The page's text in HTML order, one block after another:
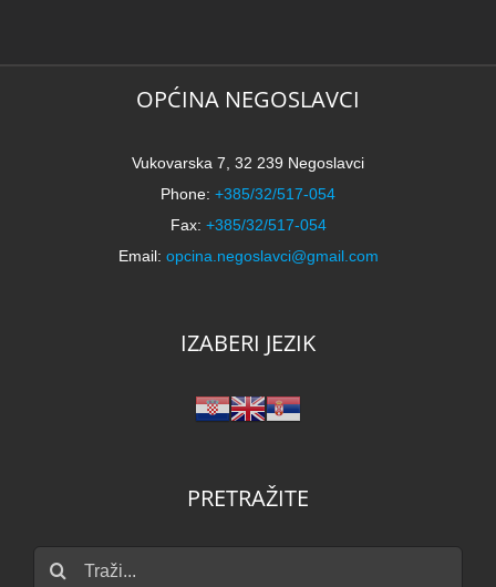
OPĆINA NEGOSLAVCI
Vukovarska 7, 32 239 Negoslavci
Phone: +385/32/517-054
Fax: +385/32/517-054
Email: opcina.negoslavci@gmail.com
IZABERI JEZIK
PRETRAŽITE
Traži...